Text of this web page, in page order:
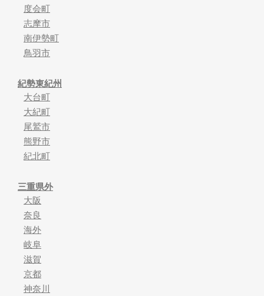
度会町
志摩市
南伊勢町
鳥羽市
紀勢東紀州
大台町
大紀町
尾鷲市
熊野市
紀北町
三重県外
大阪
奈良
海外
岐阜
滋賀
京都
神奈川